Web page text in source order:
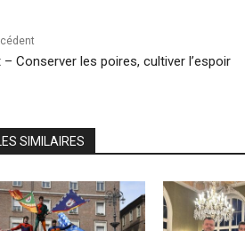
Conserver les poires, cultiver l’espoir
SIMILAIRES